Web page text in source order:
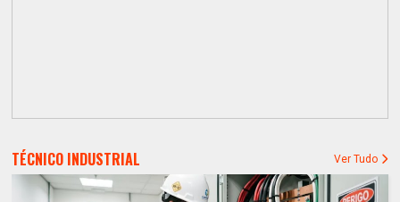
TÉCNICO INDUSTRIAL Ver Tudo